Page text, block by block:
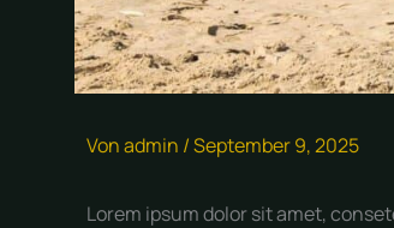
Vonadmin /September 9, 2025
Lorem ipsum dolor sit amet,